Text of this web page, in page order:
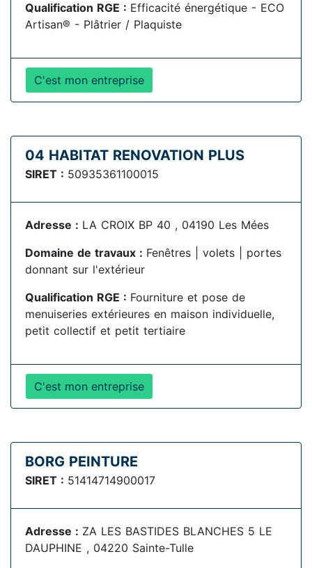
Qualification RGE : Efficacité énergétique - ECO
Artisan® - Plâtrier / Plaquiste
C'est mon entreprise
04 HABITAT RENOVATION PLUS
SIRET : 50935361100015
Adresse : LA CROIX BP 40 , 04190 Les Mées
Domaine de travaux : Fenêtres | volets | portes
donnant sur l'extérieur
Qualification RGE : Fourniture et pose de
menuiseries extérieures en maison individuelle,
petit collectif et petit tertiaire
C'est mon entreprise
BORG PEINTURE
SIRET : 51414714900017
Adresse : ZA LES BASTIDES BLANCHES 5 LE
DAUPHINE , 04220 Sainte-Tulle